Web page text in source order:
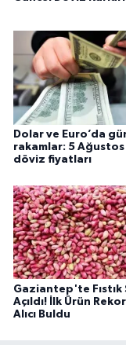
Dolar ve Euro’da
rakamlar: 5
döviz fiyatları
Gaziantep'te Fıstık
Açıldı! İlk Ürün
Alıcı Buldu